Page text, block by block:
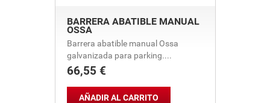
BARRERA ABATIBLE MANUAL
OSSA
Barrera abatible manual Ossa
galvanizada para parking....
Precio
66,55 €
AÑADIR AL CARRITO